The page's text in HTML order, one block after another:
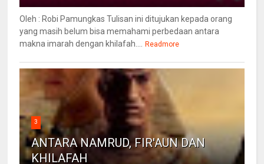
Oleh : Robi Pamungkas Tulisan ini ditujukan kepada orang
yang masih belum bisa memahami perbedaan antara
makna imarah dengan khilafah.... Readmore
3
ANTARA NAMRUD, FIR'AUN DAN
KHILAFAH